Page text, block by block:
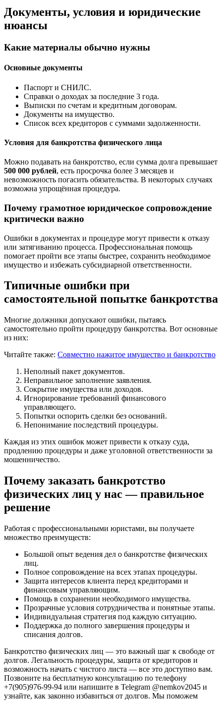
Документы, условия и юридические
нюансы
Какие материалы обычно нужны
Основные документы
Паспорт и СНИЛС.
Справки о доходах за последние 3 года.
Выписки по счетам и кредитным договорам.
Документы на имущество.
Список всех кредиторов с суммами задолженности.
Условия для банкротства физического лица
Можно подавать на банкротство, если сумма долга превышает
500 000 рублей, есть просрочка более 3 месяцев и
невозможность погасить обязательства. В некоторых случаях
возможна упрощённая процедура.
Почему грамотное юридическое сопровождение
критически важно
Ошибки в документах и процедуре могут привести к отказу
или затягиванию процесса. Профессиональная помощь
помогает пройти все этапы быстрее, сохранить необходимое
имущество и избежать субсидиарной ответственности.
Типичные ошибки при
самостоятельной попытке банкротства
Многие должники допускают ошибки, пытаясь
самостоятельно пройти процедуру банкротства. Вот основные
из них:
Читайте также: Совместно нажитое имущество и банкротство
Неполный пакет документов.
Неправильное заполнение заявления.
Сокрытие имущества или доходов.
Игнорирование требований финансового
управляющего.
Попытки оспорить сделки без оснований.
Непонимание последствий процедуры.
Каждая из этих ошибок может привести к отказу суда,
продлению процедуры и даже уголовной ответственности за
мошенничество.
Почему заказать банкротство
физических лиц у нас — правильное
решение
Работая с профессиональными юристами, вы получаете
множество преимуществ:
Большой опыт ведения дел о банкротстве физических
лиц.
Полное сопровождение на всех этапах процедуры.
Защита интересов клиента перед кредиторами и
финансовым управляющим.
Помощь в сохранении необходимого имущества.
Прозрачные условия сотрудничества и понятные этапы.
Индивидуальная стратегия под каждую ситуацию.
Поддержка до полного завершения процедуры и
списания долгов.
Банкротство физических лиц — это важный шаг к свободе от
долгов. Легальность процедуры, защита от кредиторов и
возможность начать с чистого листа — все это доступно вам.
Позвоните на бесплатную консультацию по телефону
+7(905)976-99-94 или напишите в Telegram @nemkov2045 и
узнайте, как законно избавиться от долгов. Мы поможем